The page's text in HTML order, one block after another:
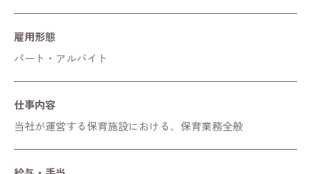
雇用形態
パート・アルバイト
仕事内容
当社が運営する保育施設における、保育業務全般